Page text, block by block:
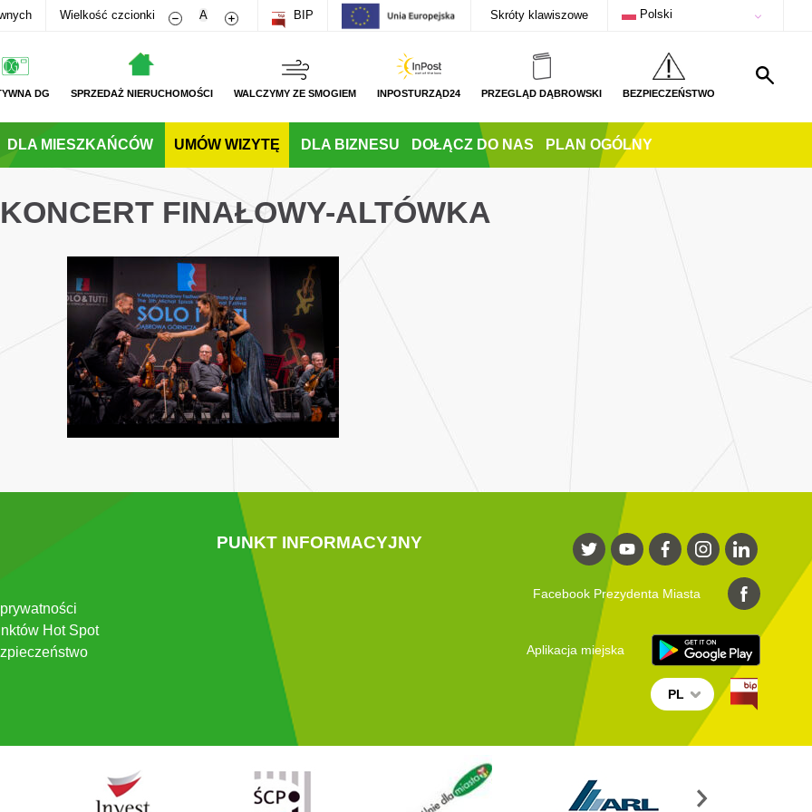
Wielkość czcionki Zmniejsz rozmiar czcionki
A Zwiększ rozmiar czcionki
BIP Skróty klawiszowe Polski
DG SPRZEDAŻ NIERUCHOMOŚCI WALCZYMY ZE SMOGIEM INPOSTURZĄD24 PRZEGLĄD DĄBROWSKI BEZPIECZEŃSTWO
DLA MIESZKAŃCÓW UMÓW WIZYTĘ DLA BIZNESU DOŁĄCZ DO NAS PLAN OGÓLNY
FINAŁOWY-ALTÓWKA
Hot Spot
PUNKT INFORMACYJNY
Facebook Prezydenta Miasta
Aplikacja miejska
PL